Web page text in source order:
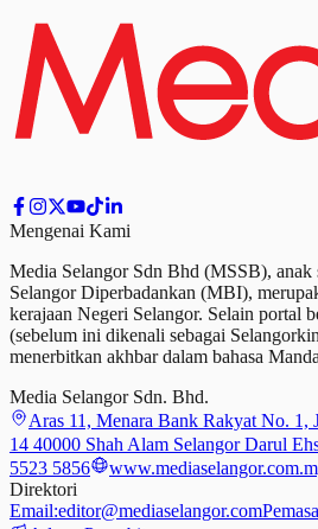
Mengenai Kami
Media Selangor Sdn Bhd (MSSB), anak
Selangor Diperbadankan (MBI),
kerajaan Negeri Selangor. Selain portal
(sebelum ini dikenali sebagai
menerbitkan akhbar dalam bahasa
Media Selangor Sdn. Bhd.
Aras 11, Menara Bank Rakyat No. 1,
14 40000 Shah Alam Selangor Darul
5523 5856
Direktori
Email:editor@mediaselangor.com